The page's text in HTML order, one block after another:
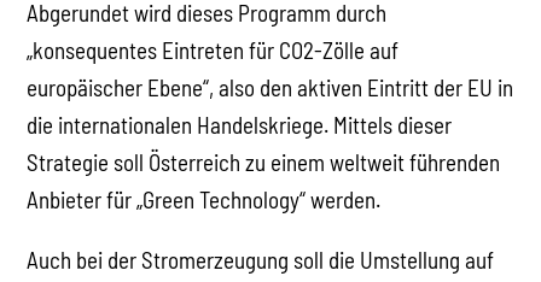
Abgerundet wird dieses Programm durch
„konsequentes Eintreten für CO2-Zölle auf
europäischer Ebene“, also den aktiven Eintritt der EU in
die internationalen Handelskriege. Mittels dieser
Strategie soll Österreich zu einem weltweit führenden
Anbieter für „Green Technology“ werden.
Auch bei der Stromerzeugung soll die Umstellung auf